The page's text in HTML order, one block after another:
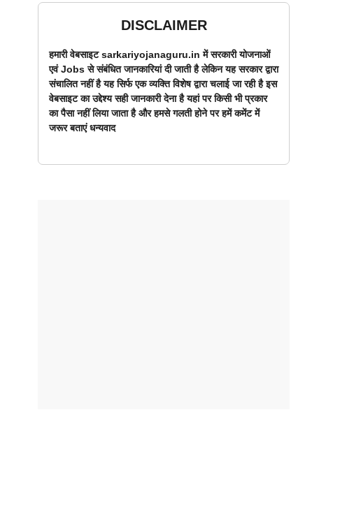
DISCLAIMER
हमारी वेबसाइट sarkariyojanaguru.in में सरकारी योजनाओं
एवं Jobs से संबंधित जानकारियां दी जाती है लेकिन यह सरकार द्वारा
संचालित नहीं है यह सिर्फ एक व्यक्ति विशेष द्वारा चलाई जा रही है इस
वेबसाइट का उद्देश्य सही जानकारी देना है यहां पर किसी भी प्रकार
का पैसा नहीं लिया जाता है और हमसे गलती होने पर हमें कमेंट में
जरूर बताएं धन्यवाद